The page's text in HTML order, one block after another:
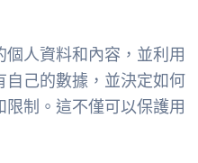
人資料和內容，並利用
己的數據，並決定如何
制。這不僅可以保護用